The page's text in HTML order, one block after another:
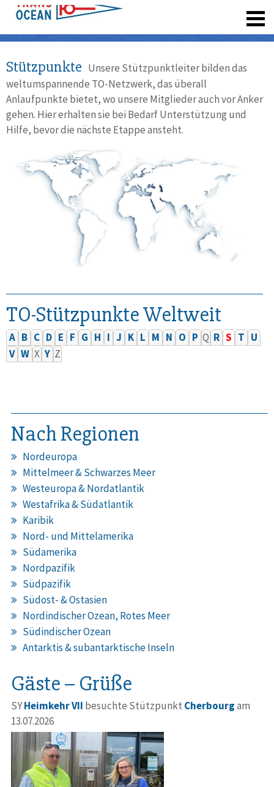
Stützpunkte Unsere Stützpunktleiter bilden das
weltumspannende TO-Netzwerk, das überall
Anlaufpunkte bietet, wo unsere Mitglieder auch vor Anker
gehen. Hier erhalten sie bei Bedarf Unterstützung und
Hilfe, bevor die nächste Etappe ansteht.
TO-Stützpunkte Weltweit
A B C D E F G H I J K L M N O P Q R S T U
V W X Y Z
Nach Regionen
Nordeuropa
Mittelmeer & Schwarzes Meer
Westeuropa & Nordatlantik
Westafrika & Südatlantik
Karibik
Nord- und Mittelamerika
Südamerika
Nordpazifik
Südpazifik
Südost- & Ostasien
Nordindischer Ozean, Rotes Meer
Südindischer Ozean
Antarktis & subantarktische Inseln
Gäste – Grüße
SYHeimkehr VII besuchte Stützpunkt Cherbourgam
13.07.2026